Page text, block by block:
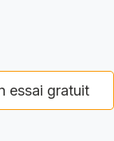
essai gratuit